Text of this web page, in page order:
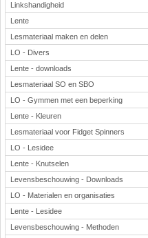
Linkshandigheid
Lente
Lesmateriaal maken en delen
LO - Divers
Lente - downloads
Lesmateriaal SO en SBO
LO - Gymmen met een beperking
Lente - Kleuren
Lesmateriaal voor Fidget Spinners
LO - Lesidee
Lente - Knutselen
Levensbeschouwing - Downloads
LO - Materialen en organisaties
Lente - Lesidee
Levensbeschouwing - Methoden